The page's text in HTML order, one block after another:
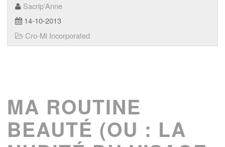
Sacrip'Anne
14-10-2013
Cro-Mi Incorporated
MA ROUTINE
BEAUTÉ (OU : LA